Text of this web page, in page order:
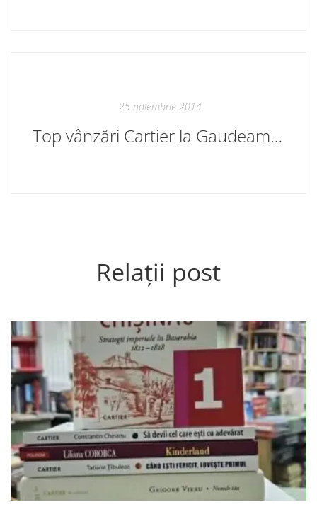
25 noiembrie 2014
Top vânzări Cartier la Gaudeamus 2014
Relații post